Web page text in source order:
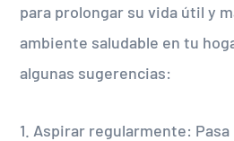
para prolongar su vida útil y
ambiente saludable en tu
algunas sugerencias:
1. Aspirar regularmente: